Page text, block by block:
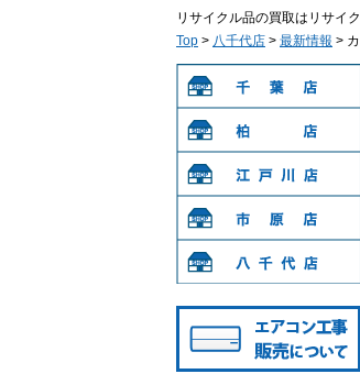
リサイクル品の買取はリサイ
Top > 八千代店 > 最新情報 >